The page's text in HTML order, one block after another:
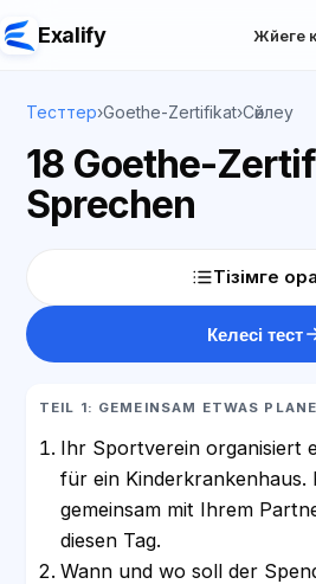
Exalify Жүйеге
Тесттер›Goethe-Zertifikat›Сөйлеу
18 Goethe-
Sprechen
Тізімге
Келесі тест
TEIL 1: GEMEINSAM ETWAS
Ihr Sportverein organisiert
für ein Kinderkrankenhaus.
gemeinsam mit Ihrem
diesen Tag.
Wann und wo soll der